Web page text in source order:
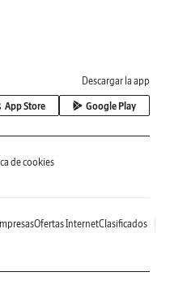
Descargar la app
App Store Google Play
de cookies
Ofertas InternetClasificados